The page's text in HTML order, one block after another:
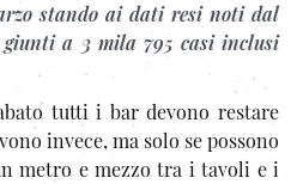
stando ai dati resi noti dal
a 3 mila 795 casi inclusi
tutti i bar devono restare
invece, ma solo se possono
metro e mezzo tra i tavoli e i